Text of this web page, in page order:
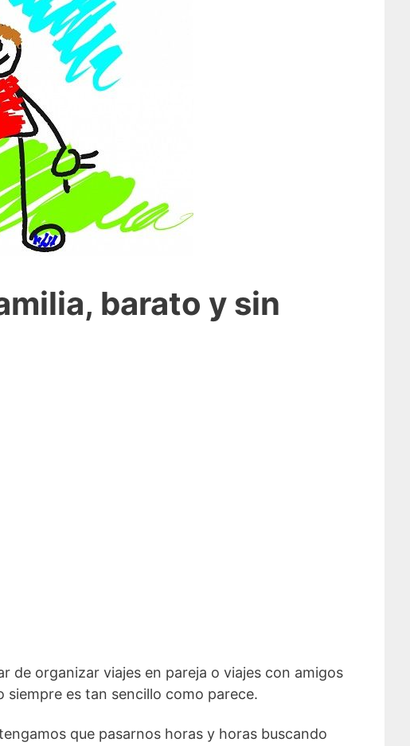
barato y sin
de organizar viajes en pareja o viajes con amigos
es tan sencillo como parece.
que pasarnos horas y horas buscando